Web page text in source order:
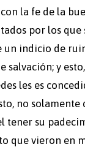
la fe de la
por los que
un indicio de
salvación; y
les es
no solamente
tener su
que vieron en